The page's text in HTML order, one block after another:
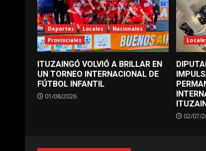
Deportes Locales
Nacionales
Provinciales
ITUZAINGÓ VOLVIÓ A BRILLAR EN
UN TORNEO INTERNACIONAL DE
FÚTBOL INFANTIL
01/08/2026
02/07/